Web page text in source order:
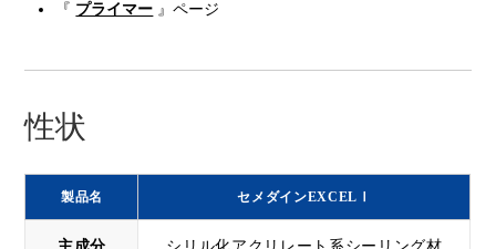
『 プライマー 』ページ
性状
製品名 セメダインEXCELⅠ